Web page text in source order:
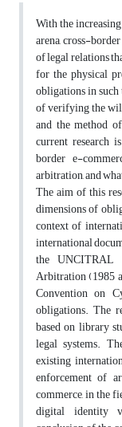
With the
arena, cross-
of legal relations
for the physical
obligations in
of verifying the
and the method
current research
border e-
arbitration, and
The aim of this
dimensions of
context of
international
the UNCITRAL
Arbitration (1985
Convention on
obligations. The
based on library
legal systems.
existing
enforcement of
commerce, in the
digital identity